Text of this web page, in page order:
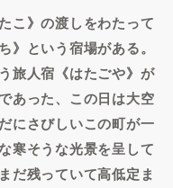
こ》の渡しをわたって
》という宿場がある。
旅人宿《はたごや》が
あった、この日は大空
にさびしいこの町が一
寒そうな光景を呈して
だ残っていて高低定ま